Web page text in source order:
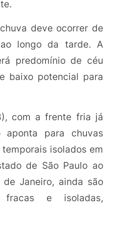
deve ocorrer de
longo da tarde. A
predomínio de céu
baixo potencial para
com a frente fria já
aponta para chuvas
isolados em
de São Paulo ao
Janeiro, ainda são
fracas e isoladas,